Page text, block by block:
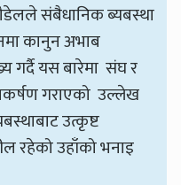
संबैधानिक ब्यबस्था
कानुन अभाब
गर्दै यस बारेमा संघ र
गराएको उल्लेख
उत्कृष्ट
रहेको उहाँको भनाइ